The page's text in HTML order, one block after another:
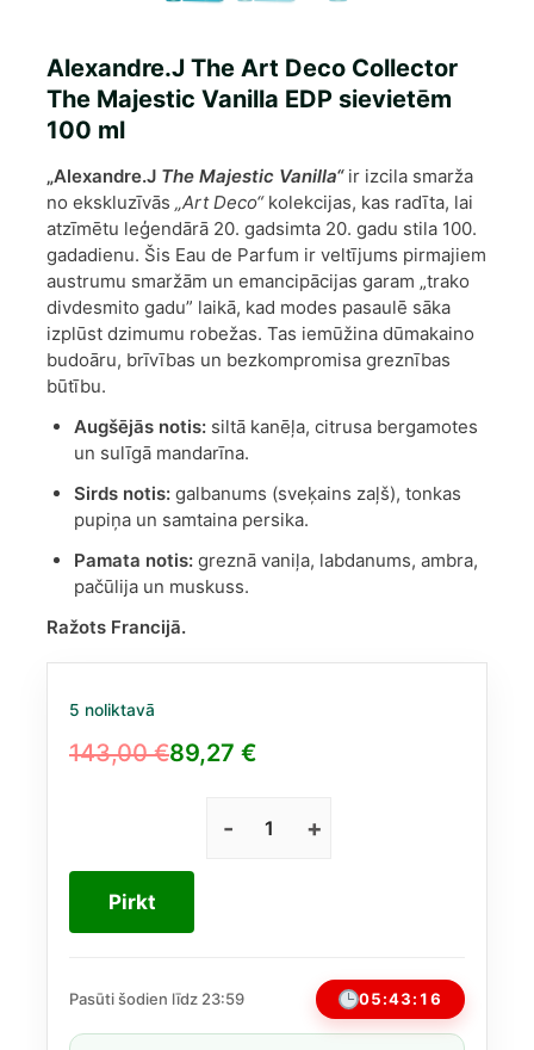
Alexandre.J The Art Deco Collector
The Majestic Vanilla EDP sievietēm
100 ml
„Alexandre.J The Majestic Vanilla“ir izcila smarža
no ekskluzīvās „Art Deco“kolekcijas, kas radīta, lai
atzīmētu leģendārā 20. gadsimta 20. gadu stila 100.
gadadienu. Šis Eau de Parfum ir veltījums pirmajiem
austrumu smaržām un emancipācijas garam „trako
divdesmito gadu” laikā, kad modes pasaulē sāka
izplūst dzimumu robežas. Tas iemūžina dūmakaino
budoāru, brīvības un bezkompromisa greznības
būtību.
Augšējās notis:siltā kanēļa, citrusa bergamotes
un sulīgā mandarīna.
Sirds notis:galbanums (sveķains zaļš), tonkas
pupiņa un samtaina persika.
Pamata notis:greznā vaniļa, labdanums, ambra,
pačūlija un muskuss.
Ražots Francijā.
5 noliktavā
143,00€
Original
143,00 €.
89,27 €
Current
89,27 €.
Alexandre.J
Majestic
Pirkt
Pasūti šodien līdz 23:59 05:43:15